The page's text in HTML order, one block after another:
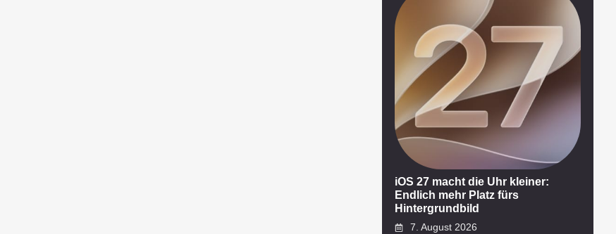
iOS 27 macht die Uhr kleiner:
Endlich mehr Platz fürs
Hintergrundbild
7. August 2026